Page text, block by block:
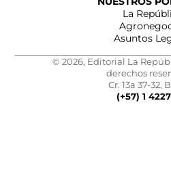
La
Asuntos
© 2026, Editorial La
derechos
Cr. 13a 37-32,
(+57) 1